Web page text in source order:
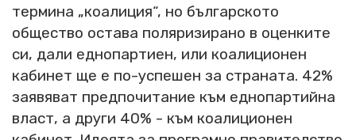
термина „коалиция“, но българското
общество остава поляризирано в оценките
си, дали еднопартиен, или коалиционен
кабинет ще е по-успешен за страната. 42%
заявяват предпочитание към еднопартийна
власт, а други 40% - към коалиционен